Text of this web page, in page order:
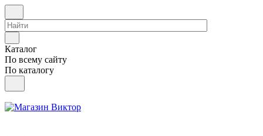
Каталог
По всему сайту
По каталогу